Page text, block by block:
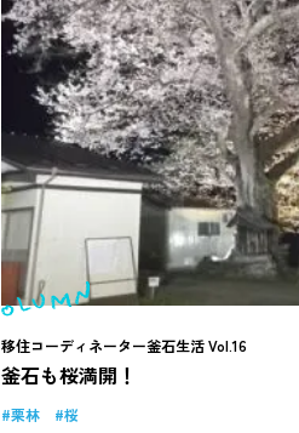
移住コーディネーター釜石生活 Vol.16
釜石も桜満開！
栗林 桜